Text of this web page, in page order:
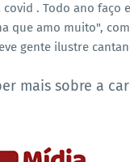
covid . Todo ano faço
que amo muito",
gente ilustre
mais sobre a